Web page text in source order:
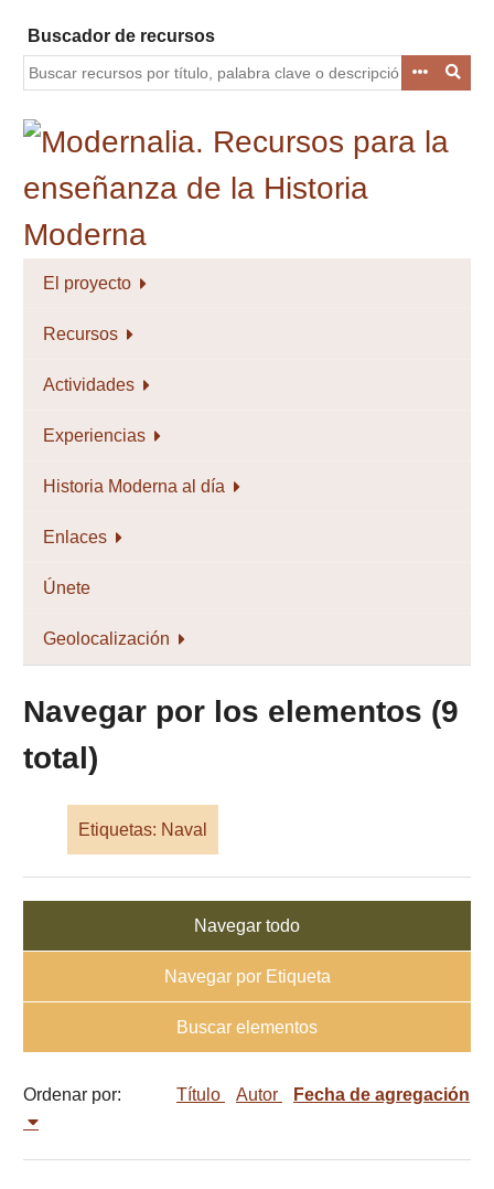
contenido
principal
Buscador de recursos
El proyecto
Recursos
Actividades
Experiencias
Historia Moderna al día
Enlaces
Únete
Geolocalización
Navegar por los elementos (9
total)
Etiquetas: Naval
Navegar todo
Navegar por Etiqueta
Buscar elementos
Ordenar por: Título Autor Fecha de agregación